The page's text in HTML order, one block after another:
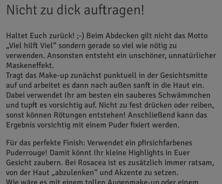
Nicht zu dick auftragen!
Haltet Euch zurück! ;-) Beim Abdecken gilt nicht das Motto
„Viel hilft Viel“ sondern gerade so viel wie nötig zu
verwenden. Ansonsten entsteht ein unschöner, unnatürlicher
Maskeneffekt.
Tragt das Make-up zunächst punktuell in der Gesichtsmitte
auf und arbeitet es dann nach außen sanft in die Haut ein.
Dabei verwendet Ihr am besten ein sauberes Schwämmchen
und tupft es vorsichtig auf. Nicht zu fest drücken oder reiben,
sonst können Rötungen entstehen! Anschließend kann das
Ergebnis vorsichtig mit einem Puder fixiert werden.
Für das perfekte Finish: Verwendet ein pfirsichfarbenes
Puderrouge! Damit könnt Ihr kleine Highlights in Euer
Gesicht zaubern. Bei Rosacea ist es zusätzlich immer ratsam,
von der Haut „abzulenken“ und Akzente zu setzen.